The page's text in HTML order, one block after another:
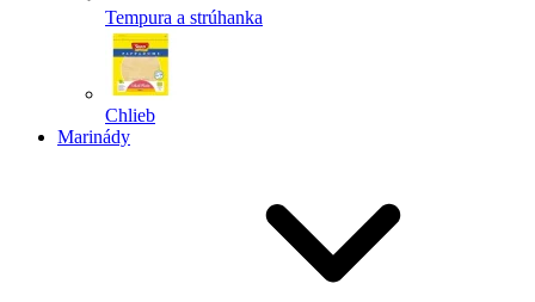
Tempura a strúhanka
Chlieb
Marinády